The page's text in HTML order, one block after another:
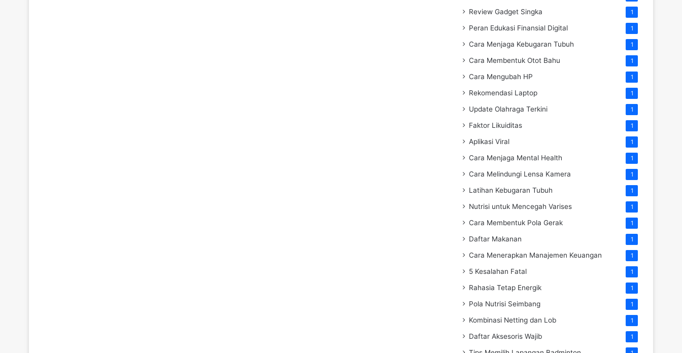
Review Gadget Singka 1
Peran Edukasi Finansial Digital 1
Cara Menjaga Kebugaran Tubuh 1
Cara Membentuk Otot Bahu 1
Cara Mengubah HP 1
Rekomendasi Laptop 1
Update Olahraga Terkini 1
Faktor Likuiditas 1
Aplikasi Viral 1
Cara Menjaga Mental Health 1
Cara Melindungi Lensa Kamera 1
Latihan Kebugaran Tubuh 1
Nutrisi untuk Mencegah Varises 1
Cara Membentuk Pola Gerak 1
Daftar Makanan 1
Cara Menerapkan Manajemen Keuangan 1
5 Kesalahan Fatal 1
Rahasia Tetap Energik 1
Pola Nutrisi Seimbang 1
Kombinasi Netting dan Lob 1
Daftar Aksesoris Wajib 1